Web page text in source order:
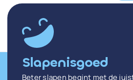
€ 309,00.
€ 278,00.
Slapenisgoed
Beter slapen begint met de